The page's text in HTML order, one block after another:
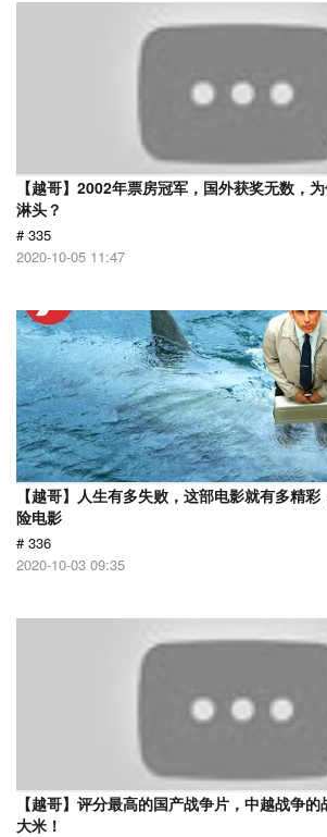
【越哥】2002年票房冠军，国外获奖无数，
淋头？
# 335
2020-10-05 11:47
【越哥】人生有多失败，这部电影就有多精
险电影
# 336
2020-10-03 09:35
【越哥】评分最高的国产战争片，中越战争
大米！